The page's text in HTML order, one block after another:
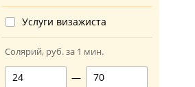
Услуги визажиста
Солярий, руб. за 1 мин.
—